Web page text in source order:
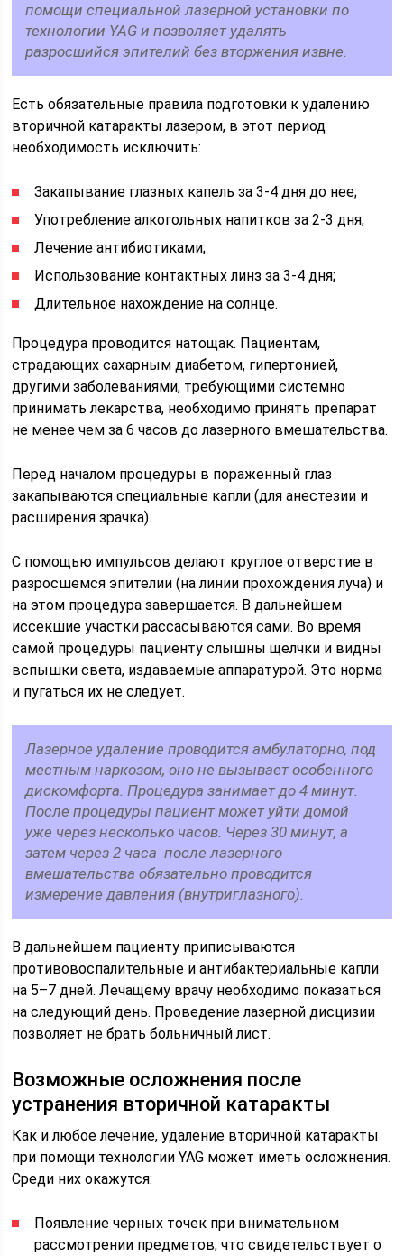
помощи специальной лазерной установки по
технологии YAG и позволяет удалять
разросшийся эпителий без вторжения извне.
Есть обязательные правила подготовки к удалению
вторичной катаракты лазером, в этот период
необходимость исключить:
Закапывание глазных капель за 3-4 дня до нее;
Употребление алкогольных напитков за 2-3 дня;
Лечение антибиотиками;
Использование контактных линз за 3-4 дня;
Длительное нахождение на солнце.
Процедура проводится натощак. Пациентам,
страдающих сахарным диабетом, гипертонией,
другими заболеваниями, требующими системно
принимать лекарства, необходимо принять препарат
не менее чем за 6 часов до лазерного вмешательства.
Перед началом процедуры в пораженный глаз
закапываются специальные капли (для анестезии и
расширения зрачка).
С помощью импульсов делают круглое отверстие в
разросшемся эпителии (на линии прохождения луча) и
на этом процедура завершается. В дальнейшем
иссекшие участки рассасываются сами. Во время
самой процедуры пациенту слышны щелчки и видны
вспышки света, издаваемые аппаратурой. Это норма
и пугаться их не следует.
Лазерное удаление проводится амбулаторно, под
местным наркозом, оно не вызывает особенного
дискомфорта. Процедура занимает до 4 минут.
После процедуры пациент может уйти домой
уже через несколько часов. Через 30 минут, а
затем через 2 часа после лазерного
вмешательства обязательно проводится
измерение давления (внутриглазного).
В дальнейшем пациенту приписываются
противовоспалительные и антибактериальные капли
на 5–7 дней. Лечащему врачу необходимо показаться
на следующий день. Проведение лазерной дисцизии
позволяет не брать больничный лист.
Возможные осложнения после
устранения вторичной катаракты
Как и любое лечение, удаление вторичной катаракты
при помощи технологии YAG может иметь осложнения.
Среди них окажутся:
Появление черных точек при внимательном
рассмотрении предметов, что свидетельствует о